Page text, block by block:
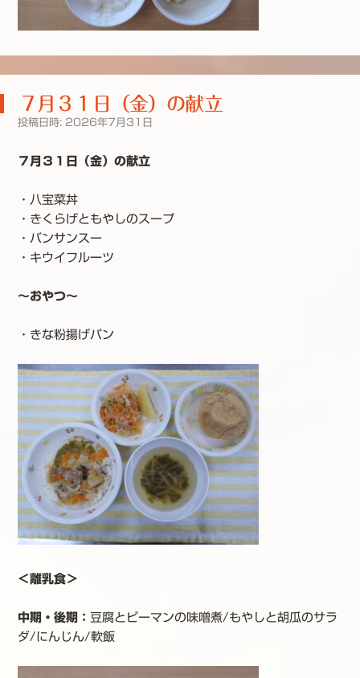
７月３１日（金）の献立
投稿日時: 2026年7月31日
７月３１日（金）の献立
・八宝菜丼
・きくらげともやしのスープ
・バンサンスー
・キウイフルーツ
～おやつ～
・きな粉揚げパン
＜離乳食＞
中期・後期 ： 豆腐とピーマンの味噌煮/もやしと胡瓜のサラ
ダ/にんじん/軟飯